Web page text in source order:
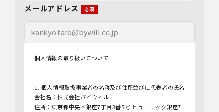
メールアドレス
個人情報の取り扱いについて
1. 個人情報取扱事業者の名称及び住所並びに代表者の氏名
会社名：株式会社バイウィル
住所：東京都中央区銀座7丁目3番5号 ヒューリック銀座7